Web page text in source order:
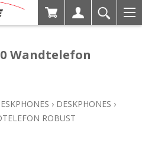
Wandtelefon
› DESKPHONES ›
ROBUST